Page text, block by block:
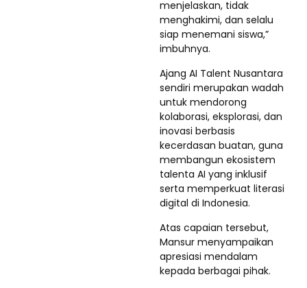
menjelaskan, tidak
menghakimi, dan selalu
siap menemani siswa,”
imbuhnya.
Ajang AI Talent Nusantara
sendiri merupakan wadah
untuk mendorong
kolaborasi, eksplorasi, dan
inovasi berbasis
kecerdasan buatan, guna
membangun ekosistem
talenta AI yang inklusif
serta memperkuat literasi
digital di Indonesia.
Atas capaian tersebut,
Mansur menyampaikan
apresiasi mendalam
kepada berbagai pihak.